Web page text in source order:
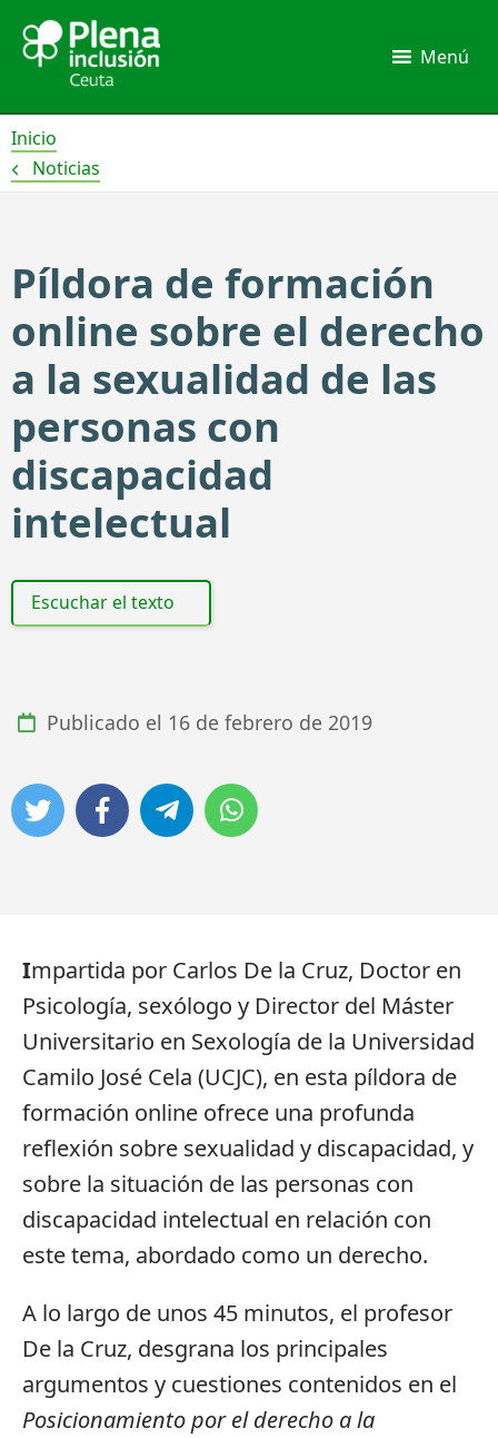
contenido
Menú
Inicio
Noticias
Píldora de formación
online sobre el derecho
a la sexualidad de las
personas con
discapacidad
intelectual
Escuchar el texto
Publicado el 16 de febrero de 2019
Impartida por Carlos De la Cruz, Doctor en
Psicología, sexólogo y Director del Máster
Universitario en Sexología de la Universidad
Camilo José Cela (UCJC), en esta píldora de
formación online ofrece una profunda
reflexión sobre sexualidad y discapacidad, y
sobre la situación de las personas con
discapacidad intelectual en relación con
este tema, abordado como un derecho.
A lo largo de unos 45 minutos, el profesor
De la Cruz, desgrana los principales
argumentos y cuestiones contenidos en el
Posicionamientopor el derecho a la